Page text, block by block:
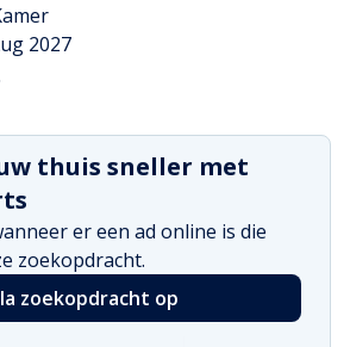
2027
thuis sneller met
er een ad online is die
zoekopdracht.
zoekopdracht op